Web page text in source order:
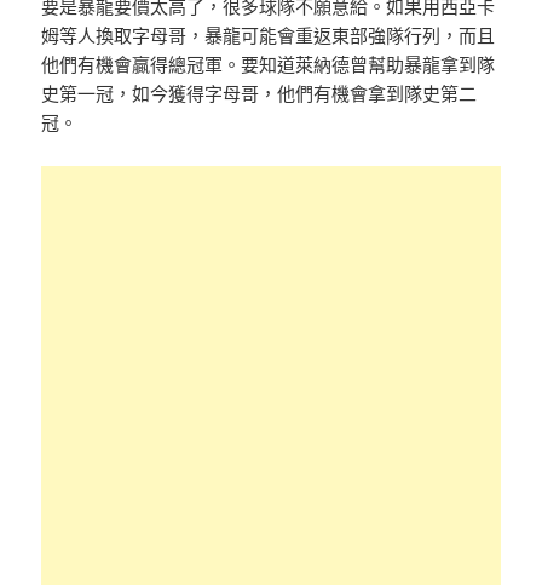
要是暴龍要價太高了，很多球隊不願意給。如果用西亞卡
姆等人換取字母哥，暴龍可能會重返東部強隊行列，而且
他們有機會贏得總冠軍。要知道萊納德曾幫助暴龍拿到隊
史第一冠，如今獲得字母哥，他們有機會拿到隊史第二
冠。